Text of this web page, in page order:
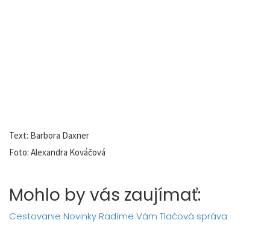
Text: Barbora Daxner
Foto: Alexandra Kováčová
Mohlo by vás zaujímať:
Cestovanie NovinkyRadíme Vám Tlačová správa